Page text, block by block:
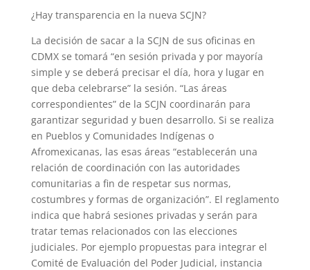
¿Hay transparencia en la nueva SCJN?
La decisión de sacar a la SCJN de sus oficinas en
CDMX se tomará “en sesión privada y por mayoría
simple y se deberá precisar el día, hora y lugar en
que deba celebrarse” la sesión. “Las áreas
correspondientes” de la SCJN coordinarán para
garantizar seguridad y buen desarrollo. Si se realiza
en Pueblos y Comunidades Indígenas o
Afromexicanas, las esas áreas “establecerán una
relación de coordinación con las autoridades
comunitarias a fin de respetar sus normas,
costumbres y formas de organización”. El reglamento
indica que habrá sesiones privadas y serán para
tratar temas relacionados con las elecciones
judiciales. Por ejemplo propuestas para integrar el
Comité de Evaluación del Poder Judicial, instancia